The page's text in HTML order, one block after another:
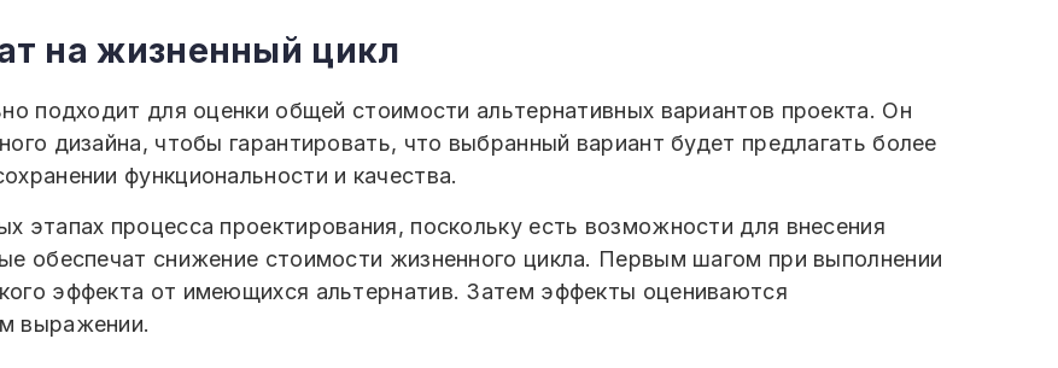
на жизненный цикл
подходит для оценки общей стоимости альтернативных вариантов проекта. Он
дизайна, чтобы гарантировать, что выбранный вариант будет предлагать более
функциональности и качества.
этапах процесса проектирования, поскольку есть возможности для внесения
обеспечат снижение стоимости жизненного цикла. Первым шагом при выполнении
эффекта от имеющихся альтернатив. Затем эффекты оцениваются
выражении.